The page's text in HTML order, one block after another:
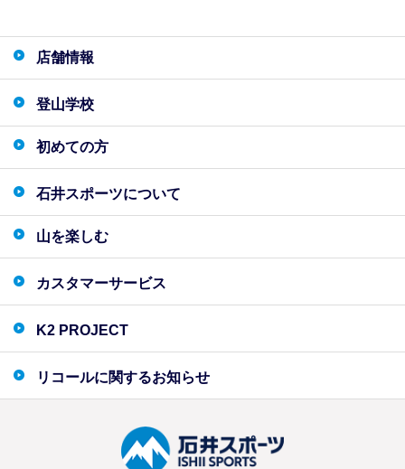
店舗情報
登山学校
初めての方
石井スポーツについて
山を楽しむ
カスタマーサービス
K2 PROJECT
リコールに関するお知らせ